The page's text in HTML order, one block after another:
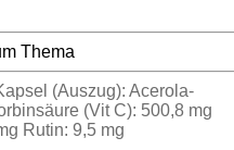
(Auszug): Acerola-
(Vit C): 500,8 mg
Rutin: 9,5 mg